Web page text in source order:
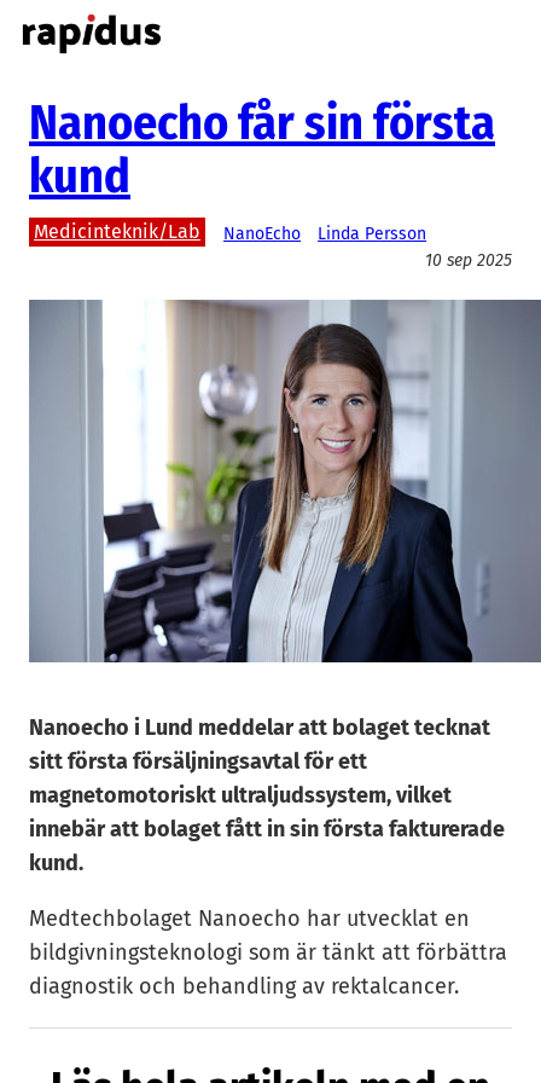
Hoppa
till
Nanoecho får sin första
kund
Medicinteknik/Lab NanoEcho
Linda Persson
10 sep 2025
Nanoecho i Lund meddelar att bolaget tecknat
sitt första försäljningsavtal för ett
magnetomotoriskt ultraljudssystem, vilket
innebär att bolaget fått in sin första fakturerade
kund.
Medtechbolaget Nanoecho har utvecklat en
bildgivningsteknologi som är tänkt att förbättra
diagnostik och behandling av rektalcancer.
upphandling med Lunds universitet och